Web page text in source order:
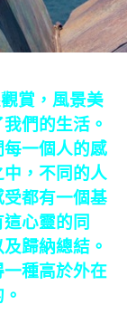
賞，風景美
們的生活。
一個人的感
，不同的人
都有一個基
心靈的同
歸納總結。
種高於外在